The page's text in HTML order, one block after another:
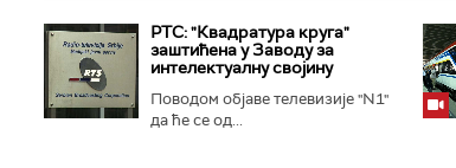
РТС: "Квадратура круга"
заштићена у Заводу за
интелектуалну својину
Поводом објаве телевизије "N1"
да ће се од...